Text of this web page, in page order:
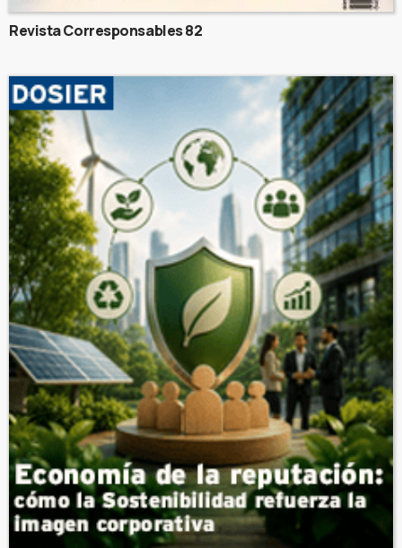
Revista Corresponsables 82